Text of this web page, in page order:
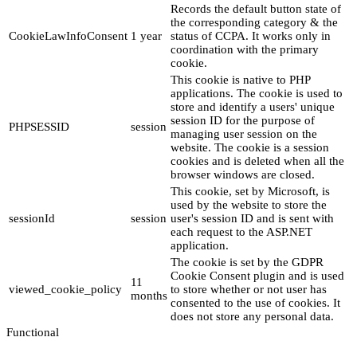
CookieLawInfoConsent 1 year
Records the default button state of
the corresponding category & the
status of CCPA. It works only in
coordination with the primary
cookie.
PHPSESSID session
This cookie is native to PHP
applications. The cookie is used to
store and identify a users' unique
session ID for the purpose of
managing user session on the
website. The cookie is a session
cookies and is deleted when all the
browser windows are closed.
sessionId session
This cookie, set by Microsoft, is
used by the website to store the
user's session ID and is sent with
each request to the ASP.NET
application.
viewed_cookie_policy
11
months
The cookie is set by the GDPR
Cookie Consent plugin and is used
to store whether or not user has
consented to the use of cookies. It
does not store any personal data.
Functional